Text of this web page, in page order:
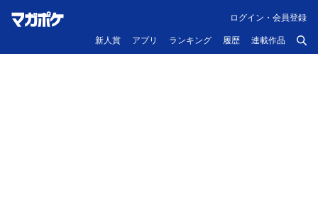
新人賞 アプリ ランキング 履歴 連載作品
ログイン・会員登録